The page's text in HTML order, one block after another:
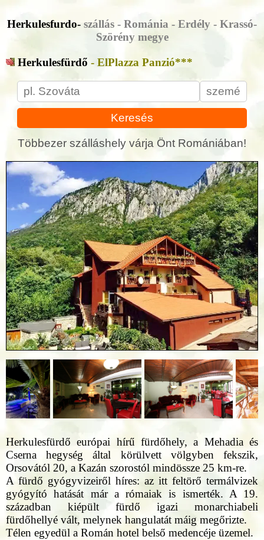
Herkulesfurdo- szállás - Románia - Erdély - Krassó-
Szörény megye
Herkulesfürdő - ElPlazza Panzió***
Keresés
Többezer szálláshely várja Önt Romániában!
Herkulesfürdő európai hírű fürdőhely, a Mehadia és
Cserna hegység által körülvett völgyben fekszik,
Orsovától 20, a Kazán szorostól mindössze 25 km-re.
A fürdő gyógyvizeiről híres: az itt feltörő termálvizek
gyógyító hatását már a rómaiak is ismerték. A 19.
században kiépült fürdő igazi monarchiabeli
fürdőhellyé vált, melynek hangulatát máig megőrizte.
Télen egyedül a Román hotel belső medencéje üzemel.